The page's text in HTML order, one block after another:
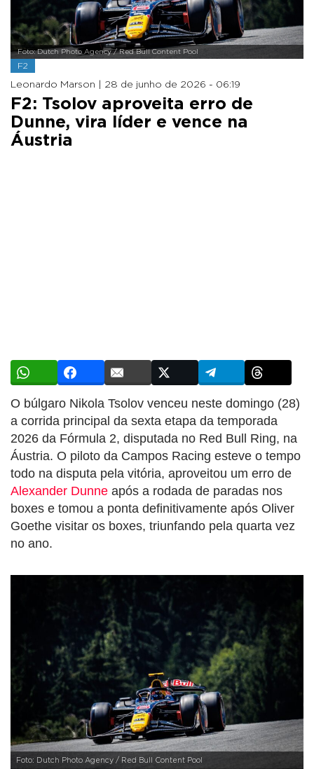
Foto: Dutch Photo Agency / Red Bull Content Pool
F2
Leonardo Marson | 28 de junho de 2026 - 06:19
F2: Tsolov aproveita erro de
Dunne, vira líder e vence na
Áustria
O búlgaro Nikola Tsolov venceu neste domingo (28)
a corrida principal da sexta etapa da temporada
2026 da Fórmula 2, disputada no Red Bull Ring, na
Áustria. O piloto da Campos Racing esteve o tempo
todo na disputa pela vitória, aproveitou um erro de
Alexander Dunne após a rodada de paradas nos
boxes e tomou a ponta definitivamente após Oliver
Goethe visitar os boxes, triunfando pela quarta vez
no ano.
Foto: Dutch Photo Agency / Red Bull Content Pool